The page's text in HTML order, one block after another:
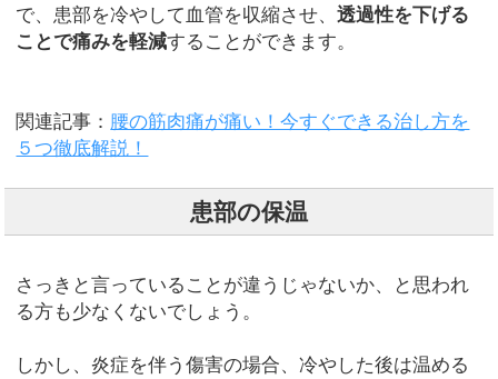
で、患部を冷やして血管を収縮させ、透過性を下げる
ことで痛みを軽減することができます。
関連記事： 腰の筋肉痛が痛い！今すぐできる治し方を
５つ徹底解説！
患部の保温
さっきと言っていることが違うじゃないか、と思われ
る方も少なくないでしょう。
しかし、炎症を伴う傷害の場合、冷やした後は温める